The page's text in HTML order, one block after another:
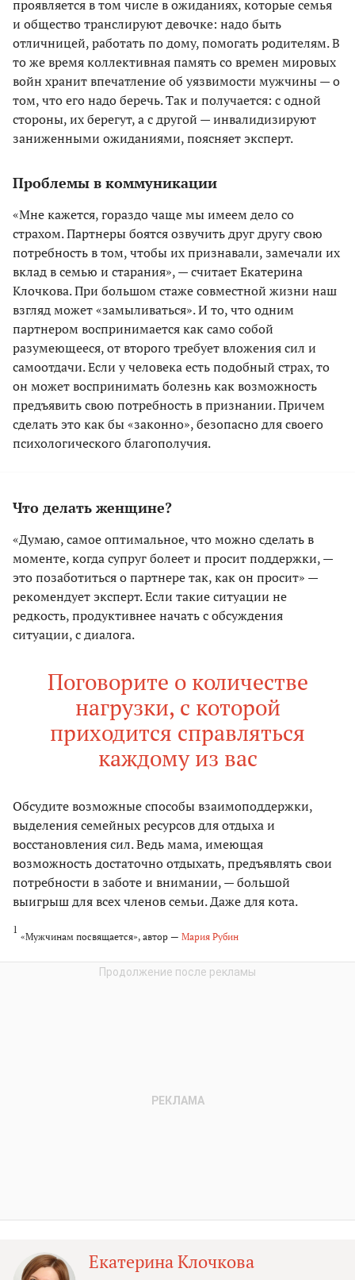
проявляется в том числе в ожиданиях, которые семья
и общество транслируют девочке: надо быть
отличницей, работать по дому, помогать родителям. В
то же время коллективная память со времен мировых
войн хранит впечатление об уязвимости мужчины — о
том, что его надо беречь. Так и получается: с одной
стороны, их берегут, а с другой — инвалидизируют
заниженными ожиданиями, поясняет эксперт.
Проблемы в коммуникации
«Мне кажется, гораздо чаще мы имеем дело со
страхом. Партнеры боятся озвучить друг другу свою
потребность в том, чтобы их признавали, замечали их
вклад в семью и старания», — считает Екатерина
Клочкова. При большом стаже совместной жизни наш
взгляд может «замыливаться». И то, что одним
партнером воспринимается как само собой
разумеющееся, от второго требует вложения сил и
самоотдачи. Если у человека есть подобный страх, то
он может воспринимать болезнь как возможность
предъявить свою потребность в признании. Причем
сделать это как бы «законно», безопасно для своего
психологического благополучия.
Что делать женщине?
«Думаю, самое оптимальное, что можно сделать в
моменте, когда супруг болеет и просит поддержки, —
это позаботиться о партнере так, как он просит» —
рекомендует эксперт. Если такие ситуации не
редкость, продуктивнее начать с обсуждения
ситуации, с диалога.
Поговорите о количестве
нагрузки, с которой
приходится справляться
каждому из вас
Обсудите возможные способы взаимоподдержки,
выделения семейных ресурсов для отдыха и
восстановления сил. Ведь мама, имеющая
возможность достаточно отдыхать, предъявлять свои
потребности в заботе и внимании, — большой
выигрыш для всех членов семьи. Даже для кота.
1
«Мужчинам посвящается», автор — Мария Рубин
Екатерина Клочкова